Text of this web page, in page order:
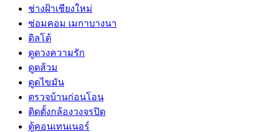
ช่างฝ้าเชียงใหม่
ซ่อมคอม เมกาบางนา
ดิลโด้
ดูดวงความรัก
ดูดส้วม
ดูดไขมัน
ตรวจบ้านก่อนโอน
ติดตั้งกล้องวงจรปิด
ตู้คอนเทนเนอร์